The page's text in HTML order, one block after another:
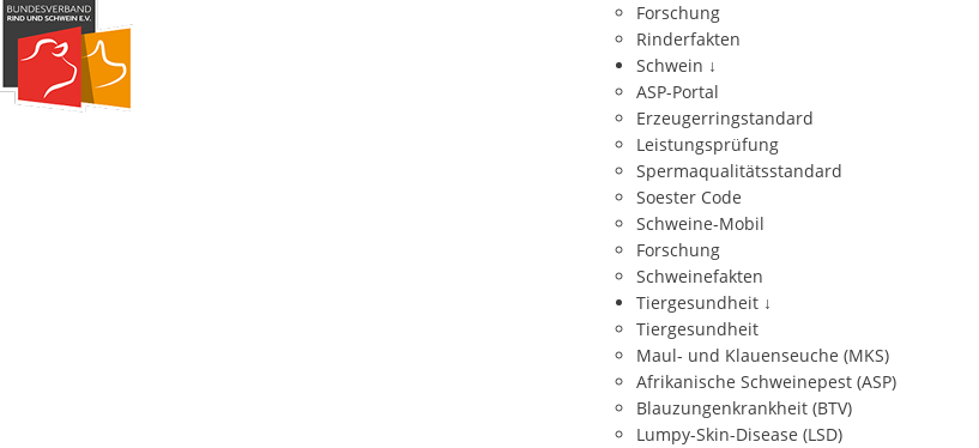
Forschung
Rinderfakten
Schwein ↓
ASP-Portal
Erzeugerringstandard
Leistungsprüfung
Spermaqualitätsstandard
Soester Code
Schweine-Mobil
Forschung
Schweinefakten
Tiergesundheit ↓
Tiergesundheit
Maul- und Klauenseuche (MKS)
Afrikanische Schweinepest (ASP)
Blauzungenkrankheit (BTV)
Lumpy-Skin-Disease (LSD)